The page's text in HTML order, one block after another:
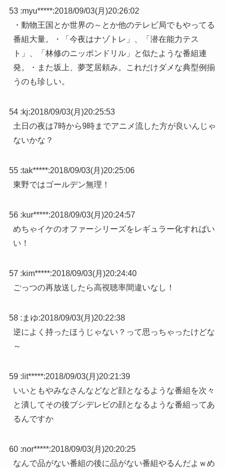
53 :myu*****:2018/09/03(月)20:26:02
・動物王国とか世界の～とか他のテレビ局でもやってる
番組大量。・「今夜はナゾトレ」、「潜在能力テス
ト」、「林修のニッポンドリル」と似たような番組連
発。・また坂上、夢芝居頼み。これだけダメな典型例揃
うのも珍しい。
54 :kj:2018/09/03(月)20:25:53
土日の夜は7時から9時までアニメ流した方が良いんじゃ
ないかな？
55 :tak*****:2018/09/03(月)20:25:06
東野ではゴールデン無理！
56 :kur*****:2018/09/03(月)20:24:57
めちゃイケのオファーシリーズをレギュラー化すればい
い！
57 :kim*****:2018/09/03(月)20:24:40
ごっつの再放送したら高視聴率間違いなし！
58 : まゆ:2018/09/03(月)20:22:38
逆によく持ったほうじゃない？って思っちゃったけどな
～
59 : lit*****:2018/09/03(月)20:21:39
いいともやみなさんなどなど顔となるような番組を次々
と潰してその後ブシデレビの顔となるような番組ってあ
るんですか
60 :nor*****:2018/09/03(月)20:20:25
なんで品がない番組の後に品がない番組やるんだよｗめ